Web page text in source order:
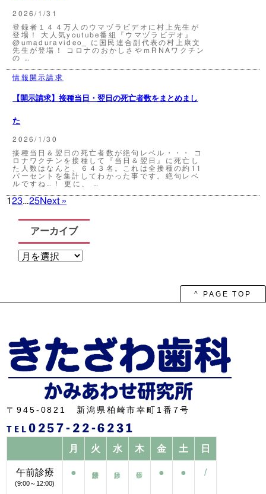
2026/1/31
登録者１４４万人のウマヅラビデオに村上先生が
登場！ 大人気youtube番組『ウマヅラビデオ』
@umaduravideo_ に国民連合副代表の村上康文
先生が登場！ コロナのおかしさやｍRNAワクチン
の …
情報開示請求
【開示請求】接種当日・翌日の死亡者数をまとめまし
た
2026/1/30
接種当日＆翌日の死亡者数が絶句レベル・・・ コ
ロナワクチンを接種して『当日＆翌日』に死亡し
た人数はなんと、６４３名。これは全接種の約11
パーセントを集計してわかった事です。絶句レベ
ルですね…！ 更に、 …
123…25Next »
アーカイブ
ア
ー
^ PAGE TOP
〒945-0821 新潟県柏崎市幸町1番7号
TEL 0257-22-6231
月 火 水 木 金 土 日
午前診療
(9:00～12:00)
● ● ● /